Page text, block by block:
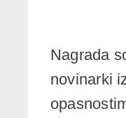
Nagrada
novinarki